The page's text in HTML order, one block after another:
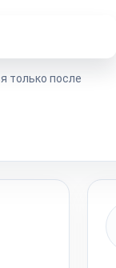
только после